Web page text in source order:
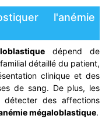
l'anémie
dépend de
détaillé du patient,
clinique et des
de sang. De plus, les
des affections
mégaloblastique.